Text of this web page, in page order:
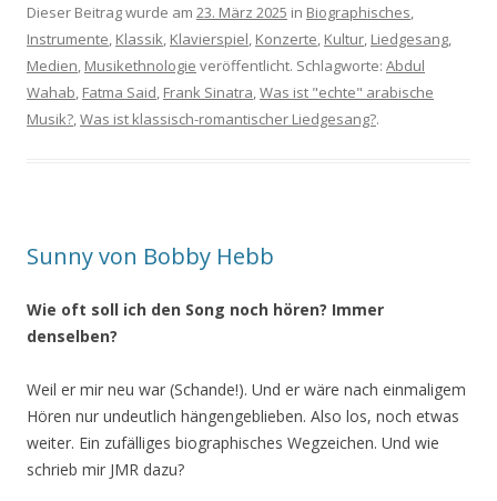
Dieser Beitrag wurde am 23. März 2025 in Biographisches,
Instrumente, Klassik, Klavierspiel, Konzerte, Kultur, Liedgesang,
Medien, Musikethnologie veröffentlicht. Schlagworte: Abdul
Wahab, Fatma Said, Frank Sinatra,Was ist "echte" arabische
Musik?,Was ist klassisch-romantischer Liedgesang?.
Sunny von Bobby Hebb
Wie oft soll ich den Song noch hören? Immer
denselben?
Weil er mir neu war (Schande!). Und er wäre nach einmaligem
Hören nur undeutlich hängengeblieben. Also los, noch etwas
weiter. Ein zufälliges biographisches Wegzeichen. Und wie
schrieb mir JMR dazu?